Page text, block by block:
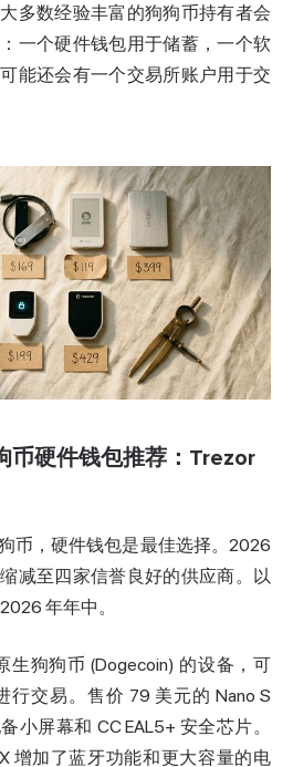
多数经验丰富的狗狗币持有者会
一个硬件钱包用于储蓄，一个软
能还会有一个交易所账户用于交
币硬件钱包推荐：Trezor
币，硬件钱包是最佳选择。2026
减至四家信誉良好的供应商。以
年年中。
生狗狗币 (Dogecoin) 的设备，可
行交易。售价 79 美元的 Nano S
小屏幕和 CC EAL5+ 安全芯片。
增加了蓝牙功能和更大容量的电